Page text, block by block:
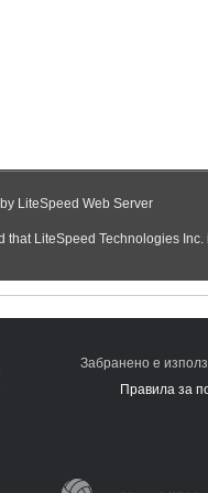
Забранено е
Правила за